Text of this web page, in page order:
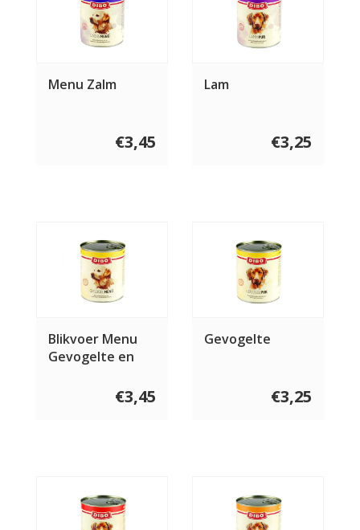
Menu Zalm
€3,45
Lam
€3,25
Blikvoer Menu
Gevogelte en
€3,45
Gevogelte
€3,25